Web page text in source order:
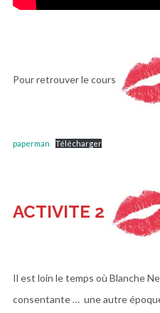
Pour retrouver le cours
paperman Télécharger
ACTIVITE 2
Il est loin le temps où Blanche
consentante …
une autre